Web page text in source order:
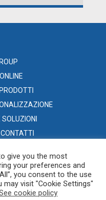
give you the most
your preferences and
you consent to the use
may visit "Cookie Settings"
cookie policy